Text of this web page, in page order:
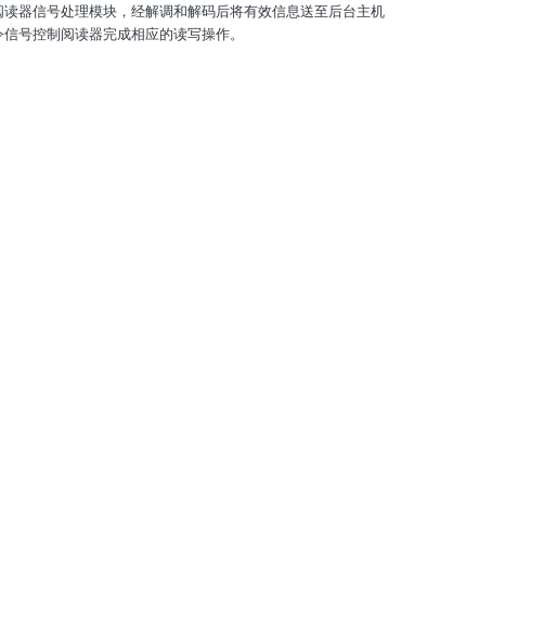
器信号处理模块，经解调和解码后将有效信息送至后台主机
号控制阅读器完成相应的读写操作。